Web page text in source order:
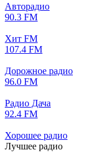
Авторадио
90.3 FM
Хит FM
107.4 FM
Дорожное радио
96.0 FM
Радио Дача
92.4 FM
Хорошее радио
Лучшее радио